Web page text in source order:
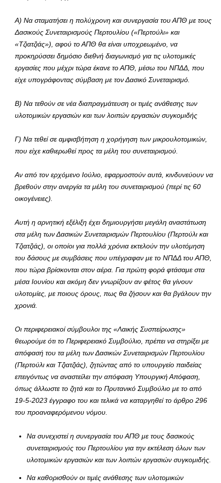
Α) Να σταματήσει η πολύχρονη και συνεργασία του ΑΠΘ με τους
Δασικούς Συνεταιρισμούς Περτουλίου («Περτούλι» και
«Τζιατζιάς»), αφού το ΑΠΘ θα είναι υποχρεωμένο, να
προκηρύσσει δημόσιο διεθνή διαγωνισμό για τις υλοτομικές
εργασίες που μέχρι τώρα έκανε το ΑΠΘ, μέσω του ΝΠΔΔ, που
είχε υπογράφοντας σύμβαση με τον Δασικό Συνεταιρισμό.
Β) Να τεθούν σε νέα διαπραγμάτευση οι τιμές ανάθεσης των
υλοτομικών εργασιών και των λοιπών εργασιών συγκομιδής
Γ) Να τεθεί σε αμφισβήτηση η χορήγηση των μικρουλοτομικών,
που είχε καθιερωθεί προς τα μέλη του συνεταιρισμού.
Αν από τον ερχόμενο Ιούλιο, εφαρμοστούν αυτά, κινδυνεύουν να
βρεθούν στην ανεργία τα μέλη του συνεταιρισμού (περί τις 60
οικογένειες).
Αυτή η αρνητική εξέλιξη έχει δημιουργήσει μεγάλη αναστάτωση
στα μέλη των Δασικών Συνεταιρισμών Περτουλίου (Περτούλι και
Τζιατζιάς), οι οποίοι για πολλά χρόνια εκτελούν την υλοτόμηση
του δάσους με συμβάσεις που υπέγραφαν με το ΝΠΔΔ του ΑΠΘ,
που τώρα βρίσκονται στον αέρα. Για πρώτη φορά φτάσαμε στα
μέσα Ιουνίου και ακόμη δεν γνωρίζουν αν φέτος θα γίνουν
υλοτομίες, με ποιους όρους, πως θα ζήσουν και θα βγάλουν την
χρονιά.
Οι περιφερειακοί σύμβουλοι της «Λαικής Συσπείρωσης»
θεωρούμε ότι το Περιφερειακό Συμβούλιο, πρέπει να στηρίξει με
απόφασή του τα μέλη των Δασικών Συνεταιρισμών Περτουλίου
(Περτούλι και Τζιατζιάς), ζητώντας από το υπουργείο παιδείας
επειγόντως να αναστείλει την απόφαση Υπουργική Απόφαση,
όπως άλλωστε το ζητά και το Πρυτανικό Συμβούλιο με το από
19-5-2023 έγγραφο του και τελικά να καταργηθεί το άρθρο 296
του προαναφερόμενου νόμου.
Να συνεχιστεί η συνεργασία του ΑΠΘ με τους δασικούς
συνεταιρισμούς του Περτουλίου για την εκτέλεση όλων των
υλοτομικών εργασιών και των λοιπών εργασιών συγκομιδής.
Να καθορισθούν οι τιμές ανάθεσης των υλοτομικών